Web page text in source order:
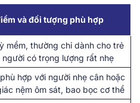
và đối tượng phù hợp
mềm, thường chỉ dành cho trẻ
người có trọng lượng rất nhẹ
hợp với người nhẹ cân hoặc
nệm ôm sát, bao bọc cơ thể